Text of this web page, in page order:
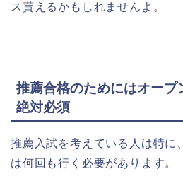
ス貰えるかもしれませんよ。
推薦合格のためにはオープ
絶対必須
推薦入試を考えている人は特に
は何回も行く必要があります。